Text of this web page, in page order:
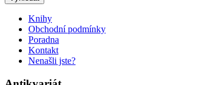
Knihy
Obchodní podmínky
Poradna
Kontakt
Nenašli jste?